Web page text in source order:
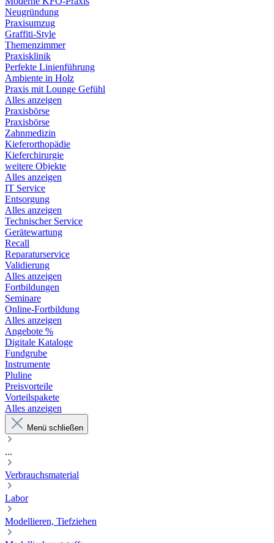
Neugründung
Praxisumzug
Graffiti-Style
Themenzimmer
Praxisklinik
Perfekte Linienführung
Ambiente in Holz
Praxis mit Lounge Gefühl
Alles anzeigen
Praxisbörse
Praxisbörse
Zahnmedizin
Kieferorthopädie
Kieferchirurgie
weitere Objekte
Alles anzeigen
IT Service
Entsorgung
Alles anzeigen
Technischer Service
Gerätewartung
Recall
Reparaturservice
Validierung
Alles anzeigen
Fortbildungen
Seminare
Online-Fortbildung
Alles anzeigen
Angebote %
Digitale Kataloge
Fundgrube
Instrumente
Pluline
Preisvorteile
Vorteilspakete
Alles anzeigen
Menü schließen
...
Verbrauchsmaterial
Labor
Modellieren, Tiefziehen